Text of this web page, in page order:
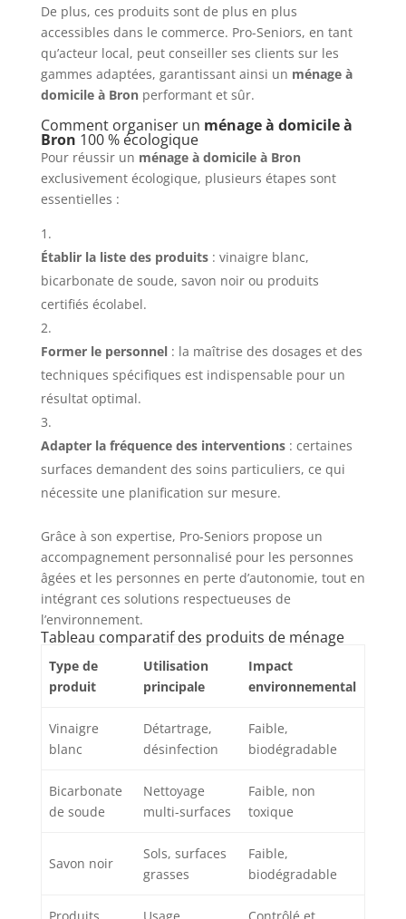
De plus, ces produits sont de plus en plus
accessibles dans le commerce. Pro-Seniors, en tant
qu’acteur local, peut conseiller ses clients sur les
gammes adaptées, garantissant ainsi un ménage à
domicile à Bronperformant et sûr.
Comment organiser un ménage à domicile à
Bron 100 % écologique
Pour réussir un ménage à domicile à Bron
exclusivement écologique, plusieurs étapes sont
essentielles :
Établir la liste des produits: vinaigre blanc,
bicarbonate de soude, savon noir ou produits
certifiés écolabel.
Former le personnel: la maîtrise des dosages et des
techniques spécifiques est indispensable pour un
résultat optimal.
Adapter la fréquence des interventions: certaines
surfaces demandent des soins particuliers, ce qui
nécessite une planification sur mesure.
Grâce à son expertise, Pro-Seniors propose un
accompagnement personnalisé pour les personnes
âgées et les personnes en perte d’autonomie, tout en
intégrant ces solutions respectueuses de
l’environnement.
Tableau comparatif des produits de ménage
Type de
produit
Utilisation
principale
Impact
environnemental
Vinaigre
blanc
Détartrage,
désinfection
Faible,
biodégradable
Bicarbonate
de soude
Nettoyage
multi-surfaces
Faible, non
toxique
Savon noir
Sols, surfaces
grasses
Faible,
biodégradable